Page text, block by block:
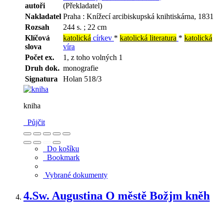
autoři
(Překladatel)
Nakladatel Praha : Knížecí arcibiskupská knihtiskárna, 1831
Rozsah
244 s. ; 22 cm
Klíčová
slova
katolická církev * katolická literatura * katolická
víra
Počet ex.
1, z toho volných 1
Druh dok. monografie
Signatura
Holan 518/3
kniha
Půjčit
Do košíku
Bookmark
Vybrané dokumenty
4.Sw. Augustina O městě Božjm kněh